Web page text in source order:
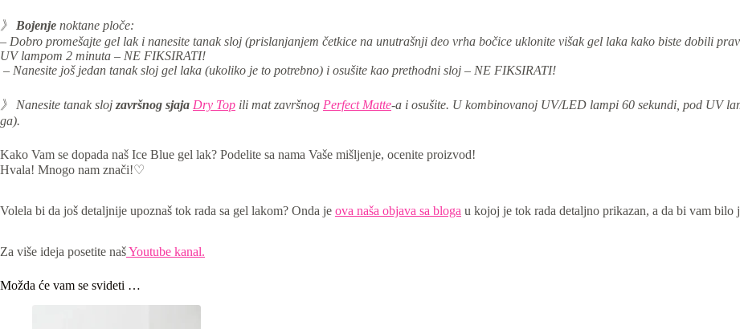
》 Bojenje noktane ploče:
– Dobro promešajte gel lak i nanesite tanak sloj (prislanjanjem četkice na unutrašnji deo vrha bočice uklonite višak gel laka kako biste dobili
UV lampom 2 minuta – NE FIKSIRATI!
– Nanesite još jedan tanak sloj gel laka (ukoliko je to potrebno) i osušite kao prethodni sloj – NE FIKSIRATI!
》 Nanesite tanak sloj završnog sjaja Dry Top ili mat završnog Perfect Matte-a i osušite. Ukombinovanoj UV/LED lampi 60 sekundi, pod UV
ga).
Kako Vam se dopada naš Ice Blue gel lak? Podelite sa nama Vaše mišljenje, ocenite proizvod!
Hvala! Mnogo nam znači!♡
Volela bi da još detaljnije upoznaš tok rada sa gel lakom? Onda je ova naša objava sa bloga u kojoj je tok rada detaljno prikazan, a da bi vam
Za više ideja posetite našYoutube kanal.
Možda će vam se svideti …